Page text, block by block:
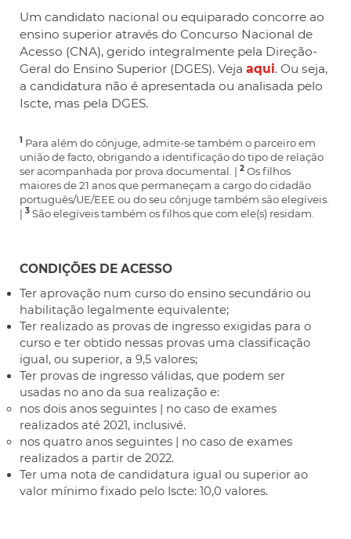
Um candidato nacional ou equiparado concorre ao
ensino superior através do Concurso Nacional de
Acesso (CNA), gerido integralmente pela Direção-
Geral do Ensino Superior (DGES). Veja aqui. Ou seja,
a candidatura não é apresentada ou analisada pelo
Iscte, mas pela DGES.
1 Para além do cônjuge, admite-se também o parceiro em
união de facto, obrigando a identificação do tipo de relação
ser acompanhada por prova documental. | 2 Os filhos
maiores de 21 anos que permaneçam a cargo do cidadão
português/UE/EEE ou do seu cônjuge também são elegíveis.
| 3 São elegíveis também os filhos que com ele(s) residam.
CONDIÇÕES DE ACESSO
Ter aprovação num curso do ensino secundário ou
habilitação legalmente equivalente;
Ter realizado as provas de ingresso exigidas para o
curso e ter obtido nessas provas uma classificação
igual, ou superior, a 9,5 valores;
Ter provas de ingresso válidas, que podem ser
usadas no ano da sua realização e:
nos dois anos seguintes | no caso de exames
realizados até 2021, inclusivé.
nos quatro anos seguintes | no caso de exames
realizados a partir de 2022.
Ter uma nota de candidatura igual ou superior ao
valor mínimo fixado pelo Iscte: 10,0 valores.